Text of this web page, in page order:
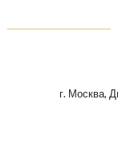
г. Москва,